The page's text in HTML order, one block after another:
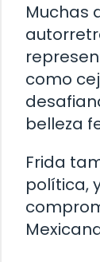
Muchas
como
belleza
Frida
política,